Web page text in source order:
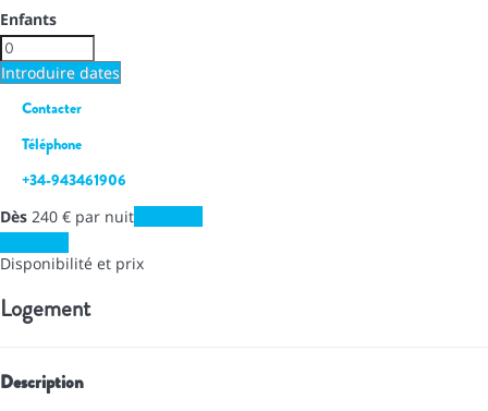
Enfants
Introduire dates
Contacter
Téléphone
+34-943461906
Dès 240 € par nuit
Disponibilité et prix
Logement
Description